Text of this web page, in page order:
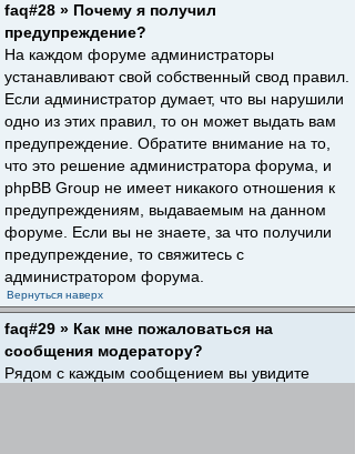
faq#28 » Почему я получил
предупреждение?
На каждом форуме администраторы
устанавливают свой собственный свод правил.
Если администратор думает, что вы нарушили
одно из этих правил, то он может выдать вам
предупреждение. Обратите внимание на то,
что это решение администратора форума, и
phpBB Group не имеет никакого отношения к
предупреждениям, выдаваемым на данном
форуме. Если вы не знаете, за что получили
предупреждение, то свяжитесь с
администратором форума.
Вернуться наверх
faq#29 » Как мне пожаловаться на
сообщения модератору?
Рядом с каждым сообщением вы увидите